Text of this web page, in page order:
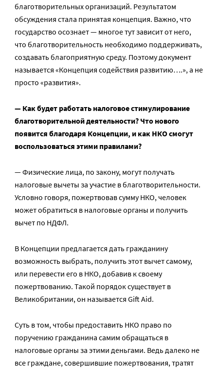
благотворительных организаций. Результатом
обсуждения стала принятая концепция. Важно, что
государство осознает — многое тут зависит от него,
что благотворительность необходимо поддерживать,
создавать благоприятную среду. Поэтому документ
называется «Концепция содействия развитию….», а не
просто «развития».
— Как будет работать налоговое стимулирование
благотворительной деятельности? Что нового
появится благодаря Концепции, и как НКО смогут
воспользоваться этими правилами?
— Физические лица, по закону, могут получать
налоговые вычеты за участие в благотворительности.
Условно говоря, пожертвовав сумму НКО, человек
может обратиться в налоговые органы и получить
вычет по НДФЛ.
В Концепции предлагается дать гражданину
возможность выбрать, получить этот вычет самому,
или перевести его в НКО, добавив к своему
пожертвованию. Такой порядок существует в
Великобритании, он называется Gift Aid.
Суть в том, чтобы предоставить НКО право по
поручению гражданина самим обращаться в
налоговые органы за этими деньгами. Ведь далеко не
все граждане, совершившие пожертвования, тратят